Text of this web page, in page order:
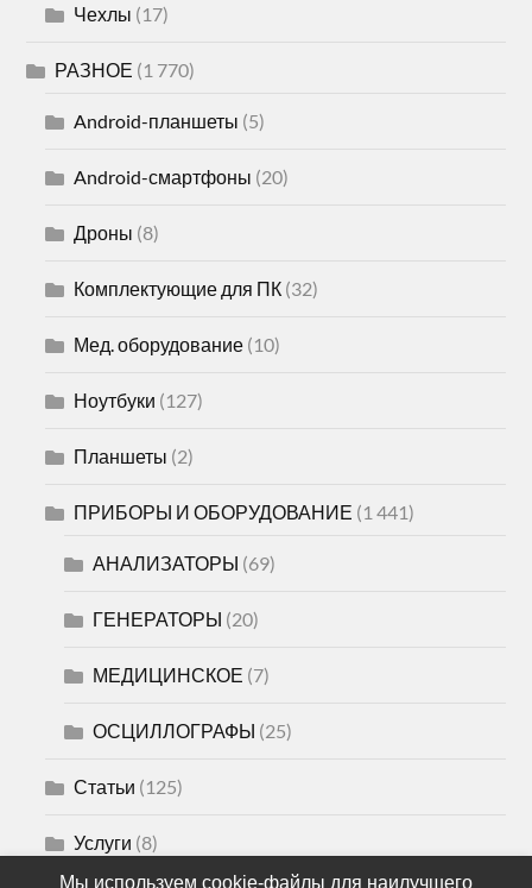
Чехлы (17)
РАЗНОЕ (1 770)
Android-планшеты (5)
Android-смартфоны (20)
Дроны (8)
Комплектующие для ПК (32)
Мед. оборудование (10)
Ноутбуки (127)
Планшеты (2)
ПРИБОРЫ И ОБОРУДОВАНИЕ (1 441)
АНАЛИЗАТОРЫ (69)
ГЕНЕРАТОРЫ (20)
МЕДИЦИНСКОЕ (7)
ОСЦИЛЛОГРАФЫ (25)
Статьи (125)
Услуги (8)
Мы используем cookie-файлы для наилучшего